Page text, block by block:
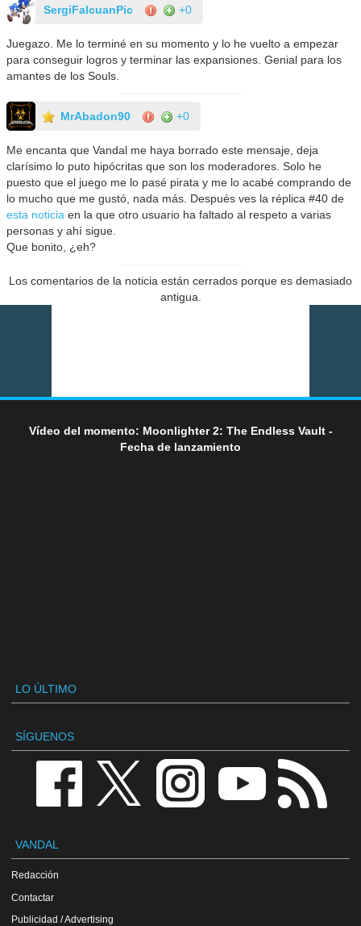
SergiFalcuanPic +0
Juegazo. Me lo terminé en su momento y lo he vuelto a empezar
para conseguir logros y terminar las expansiones. Genial para los
amantes de los Souls.
MrAbadon90 +0
Me encanta que Vandal me haya borrado este mensaje, deja
clarísimo lo puto hipócritas que son los moderadores. Solo he
puesto que el juego me lo pasé pirata y me lo acabé comprando de
lo mucho que me gustó, nada más. Después ves la réplica #40 de
esta noticia en la que otro usuario ha faltado al respeto a varias
personas y ahí sigue.
Que bonito, ¿eh?
Los comentarios de la noticia están cerrados porque es demasiado
antigua.
Vídeo del momento: Moonlighter 2: The Endless Vault -
Fecha de lanzamiento
LO ÚLTIMO
SÍGUENOS
VANDAL
Redacción
Contactar
Publicidad / Advertising